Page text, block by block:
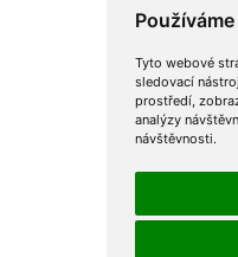
Tyto webové
sledovací
prostředí,
analýzy
návštěvnosti.